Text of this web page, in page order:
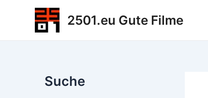
2501.eu Gute Filme
Suche